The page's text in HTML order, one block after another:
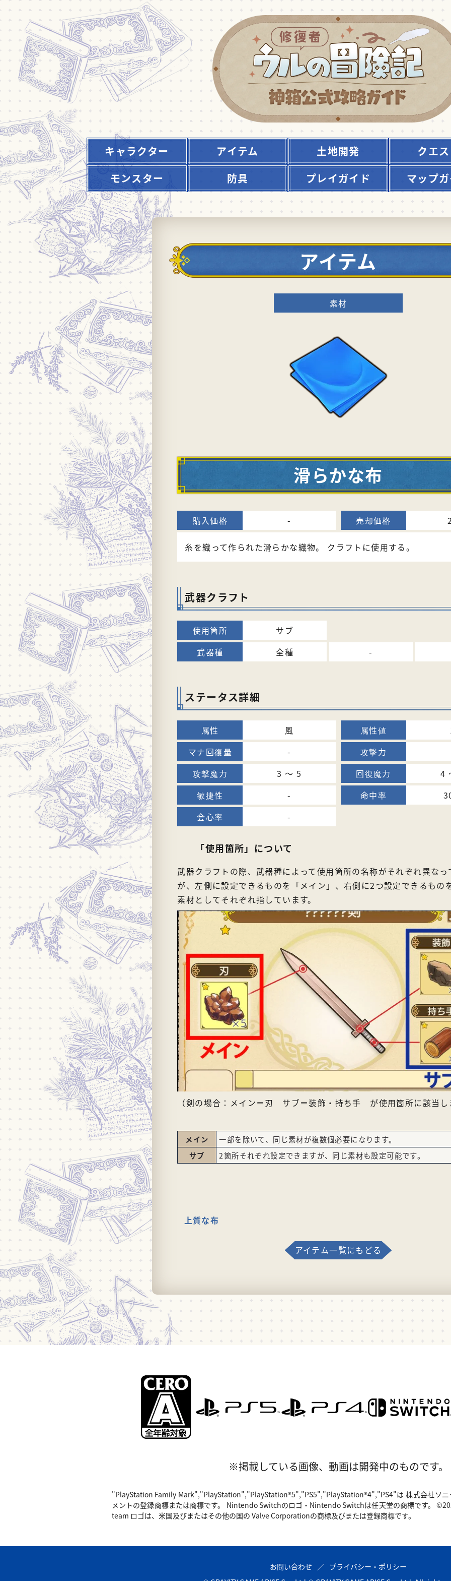
キャラクター アイテム 土地開発
クエ
モンスター
防具 プレイガイド マップ
アイテム
素材
滑らかな布
-
糸を織って作られた滑らかな織物。 クラフトに使用する。
武器クラフト
サブ
全種
-
ステータス詳細
風
-
3 〜 5
4
-
-
「使用箇所」について
武器クラフトの際、武器種によって使用箇所の名称がそれぞれ異なっ
が、左側に設定できるものを「メイン」、右側に2つ設定できるもの
素材としてそれぞれ指しています。
（剣の場合：メイン＝刃 サブ＝装飾・持ち手 が使用箇所に該当し
メイン
一部を除いて、同じ素材が複数個必要になります。
サブ
2箇所それぞれ設定できますが、同じ素材も設定可能です。
上質な布
アイテム一覧にもどる
※掲載している画像、動画は開発中のものです。
"PlayStation Family Mark","PlayStation","PlayStation®5","PS5","PlayStation®4","PS4"は 株式会社ソニ
メントの登録商標または商標です。 Nintendo Switchのロゴ・Nintendo Switchは任天堂の商標です。
team ロゴは、米国及びまたはその他の国の Valve Corporationの商標及びまたは登録商標です。
お問い合わせ
プライバシー・ポリシー